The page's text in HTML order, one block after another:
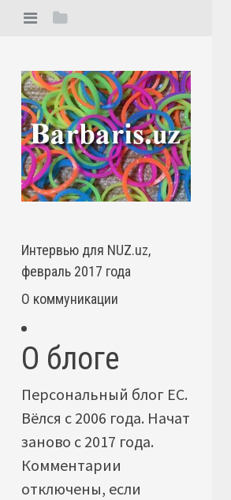
Интервью для NUZ.uz,
февраль 2017 года
О коммуникации
О блоге
Персональный блог ЕС.
Вёлся с 2006 года. Начат
заново с 2017 года.
Комментарии
отключены, если